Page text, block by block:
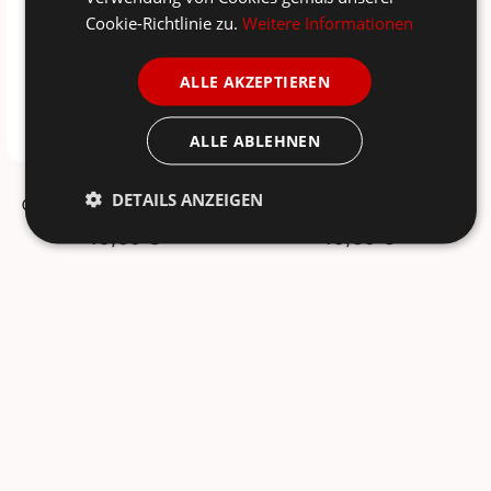
Ofenhandschuh Micro Dots
10,95 € 10,95 €
Cookie-Richtlinie zu. Weitere Informationen
ALLE AKZEPTIEREN
ALLE ABLEHNEN
DETAILS ANZEIGEN